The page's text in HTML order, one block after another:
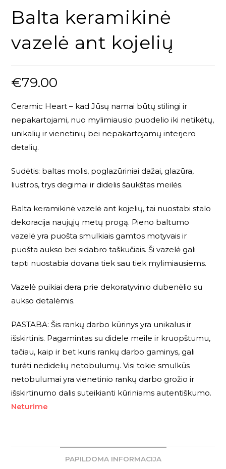
Balta keramikinė
vazelė ant kojelių
€79.00
Ceramic Heart – kad Jūsų namai būtų stilingi ir
nepakartojami, nuo mylimiausio puodelio iki netikėtų,
unikalių ir vienetinių bei nepakartojamų interjero
detalių.
Sudėtis: baltas molis, poglazūriniai dažai, glazūra,
liustros, trys degimai ir didelis šaukštas meilės.
Balta keramikinė vazelė ant kojelių, tai nuostabi stalo
dekoracija naujųjų metų progą. Pieno baltumo
vazelė yra puošta smulkiais gamtos motyvais ir
puošta aukso bei sidabro taškučiais. Ši vazelė gali
tapti nuostabia dovana tiek sau tiek mylimiausiems.
Vazelė puikiai dera prie dekoratyvinio dubenėlio su
aukso detalėmis.
PASTABA: Šis rankų darbo kūrinys yra unikalus ir
išskirtinis. Pagamintas su didele meile ir kruopštumu,
tačiau, kaip ir bet kuris rankų darbo gaminys, gali
turėti nedidelių netobulumų. Visi tokie smulkūs
netobulumai yra vienetinio rankų darbo grožio ir
išskirtinumo dalis suteikianti kūriniams autentiškumo.
Neturime
PAPILDOMA INFORMACIJA